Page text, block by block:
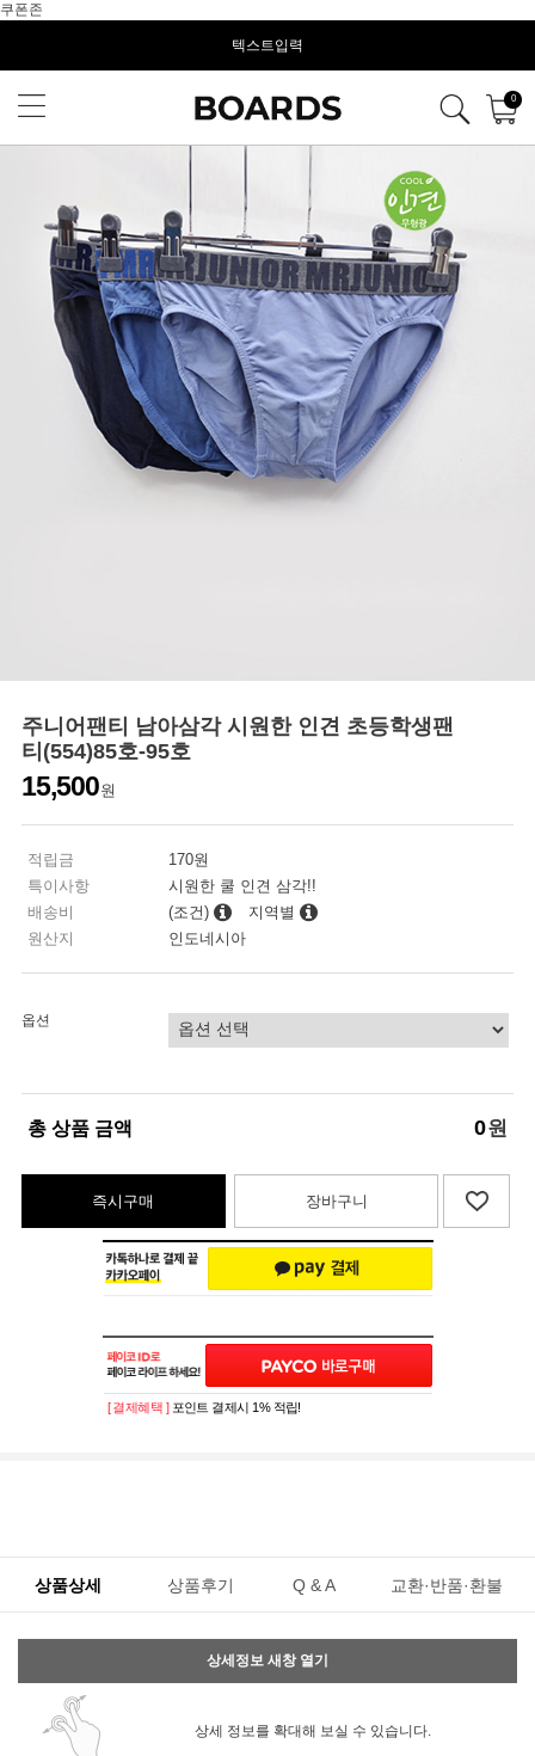
쿠폰존
텍스트입력
0
주니어팬티 남아삼각 시원한 인견 초등학생팬
티(554)85호-95호
15,500원
적립금
170원
특이사항
시원한 쿨 인견 삼각!!
배송비
(조건)
지역별
원산지
인도네시아
옵션
총 상품 금액 0원
즉시구매 장바구니
[ 결제혜택 ] 포인트 결제시 1% 적립!
상품상세 상품후기 Q & A 교환·반품·환불
상세정보 새창 열기
상세 정보를 확대해 보실 수 있습니다.